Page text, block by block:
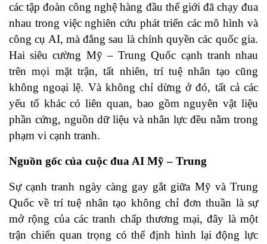
các tập đoàn công nghệ hàng đầu thế giới đã chạy đua
nhau trong việc nghiên cứu phát triển các mô hình và
công cụ AI, mà đằng sau là chính quyền các quốc gia.
Hai siêu cường Mỹ – Trung Quốc cạnh tranh nhau
trên mọi mặt trận, tất nhiên, trí tuệ nhân tạo cũng
không ngoại lệ. Và không chỉ dừng ở đó, tất cả các
yếu tố khác có liên quan, bao gồm nguyên vật liệu
phần cứng, nguồn dữ liệu và nhân lực đều nằm trong
phạm vi cạnh tranh.
Nguồn gốc của cuộc đua AI Mỹ – Trung
Sự cạnh tranh ngày càng gay gắt giữa Mỹ và Trung
Quốc về trí tuệ nhân tạo không chỉ đơn thuần là sự
mở rộng của các tranh chấp thương mại, đây là một
trận chiến quan trọng có thể định hình lại động lực